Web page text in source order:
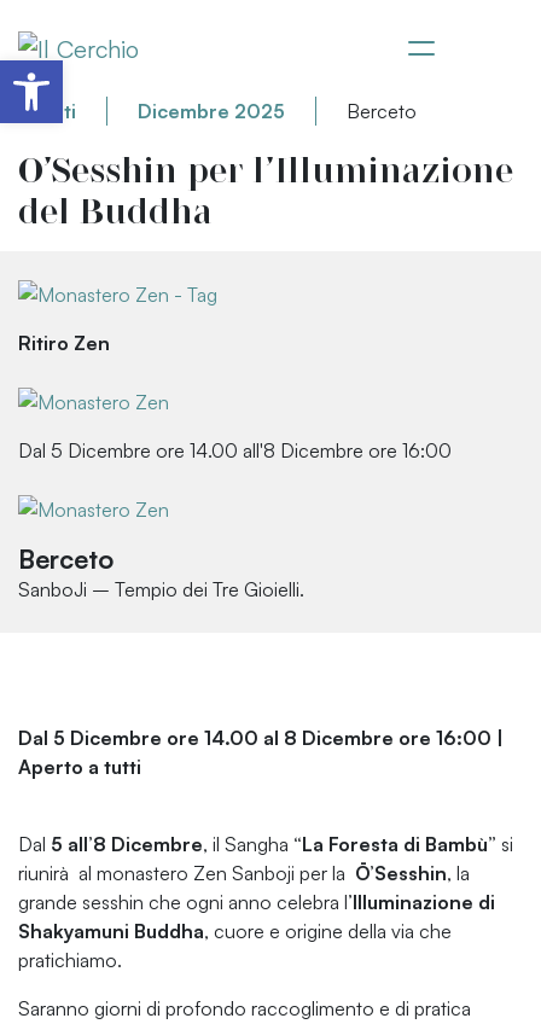
Eventi Dicembre 2025 Berceto
O’Sesshin per l’Illuminazione
del Buddha
Ritiro Zen
Dal 5 Dicembre ore 14.00 all'8 Dicembre ore 16:00
Berceto
SanboJi – Tempio dei Tre Gioielli.
Dal 5 Dicembre ore 14.00 al 8 Dicembre ore 16:00 |
Aperto a tutti
Dal 5 all’8 Dicembre, il Sangha “La Foresta di Bambù” si
riunirà al monastero Zen Sanboji per la Ō’Sesshin, la
grande sesshin che ogni anno celebra l’Illuminazione di
Shakyamuni Buddha, cuore e origine della via che
pratichiamo.
Saranno giorni di profondo raccoglimento e di pratica
Apri la barra degli strumenti